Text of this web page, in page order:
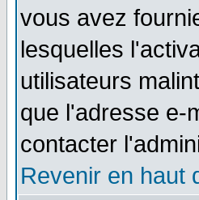
vous avez
lesquelles
utilisateurs
que l'adresse e-
contacter
Revenir en haut